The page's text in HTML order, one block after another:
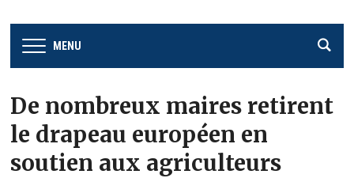
MENU
De nombreux maires retirent
le drapeau européen en
soutien aux agriculteurs